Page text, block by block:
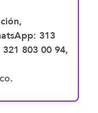
313
321 803 00 94,
.